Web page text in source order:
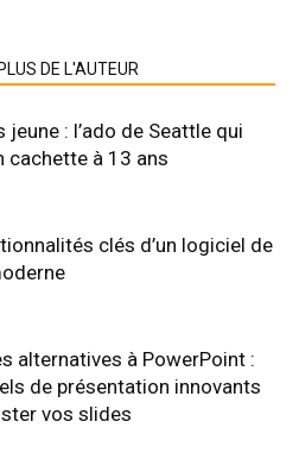
PLUS DE L'AUTEUR
jeune : l’ado de Seattle qui
cachette à 13 ans
clés d’un logiciel de
alternatives à PowerPoint :
de présentation innovants
vos slides